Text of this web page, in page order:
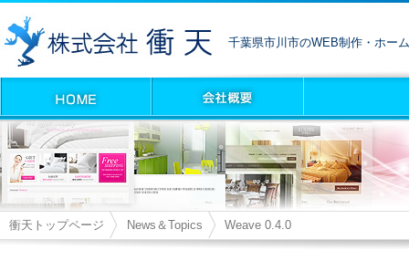
千葉県市川市のWEB制作・ホー
衝天トップページ News＆Topics Weave 0.4.0